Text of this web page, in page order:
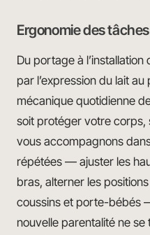
Ergonomie des
Du portage à
par l’expression du lait
mécanique quotidienne
soit protéger votre corps,
vous accompagnons
répétées — ajuster les
bras, alterner les
coussins et porte-bébés
nouvelle parentalité ne